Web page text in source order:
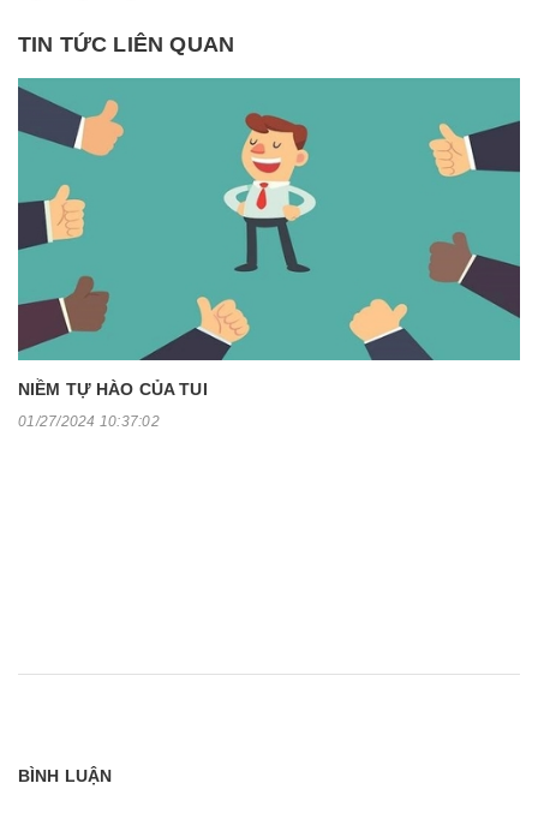
TIN TỨC LIÊN QUAN
NIỀM TỰ HÀO CỦA TUI
01/27/2024 10:37:02
BÌNH LUẬN